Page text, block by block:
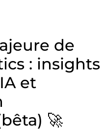
de
: insights
et
🚀